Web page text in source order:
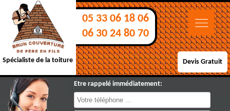
Spécialiste de la toiture
05 33 06 18 06
06 30 24 80 70
Devis Gratuit
Etre rappelé immédiatement: